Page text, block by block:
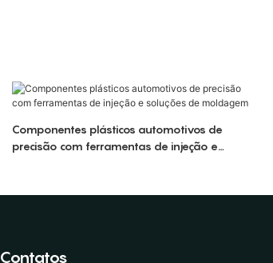
Componentes plásticos automotivos de
precisão com ferramentas de injeção e
Contatos